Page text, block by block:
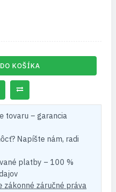
KOŠÍKA
tovaru – garancia
Napíšte nám, radi
platby – 100 %
zákonné záručné práva